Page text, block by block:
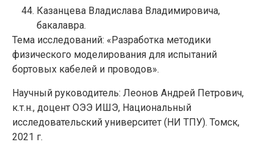
Казанцева Владислава Владимировича,
бакалавра.
Тема исследований: «Разработка методики
физического моделирования для испытаний
бортовых кабелей и проводов».
Научный руководитель: Леонов Андрей Петрович,
к.т.н., доцент ОЭЭ ИШЭ, Национальный
исследовательский университет (НИ ТПУ). Томск,
2021 г.